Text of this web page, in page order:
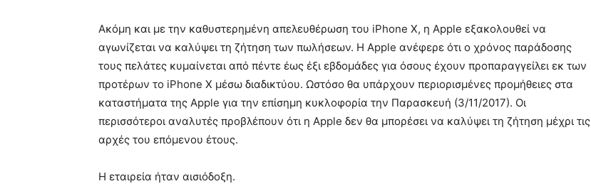
Ακόμη και με την καθυστερημένη απελευθέρωση του iPhone X, η Apple εξακολουθεί να
αγωνίζεται να καλύψει τη ζήτηση των πωλήσεων. Η Apple ανέφερε ότι ο χρόνος παράδοσης
τους πελάτες κυμαίνεται από πέντε έως έξι εβδομάδες για όσους έχουν προπαραγγείλει εκ των
προτέρων το iPhone X μέσω διαδικτύου. Ωστόσο θα υπάρχουν περιορισμένες προμήθειες στα
καταστήματα της Apple για την επίσημη κυκλοφορία την Παρασκευή (3/11/2017). Οι
περισσότεροι αναλυτές προβλέπουν ότι η Apple δεν θα μπορέσει να καλύψει τη ζήτηση μέχρι τις
αρχές του επόμενου έτους.
Η εταιρεία ήταν αισιόδοξη.